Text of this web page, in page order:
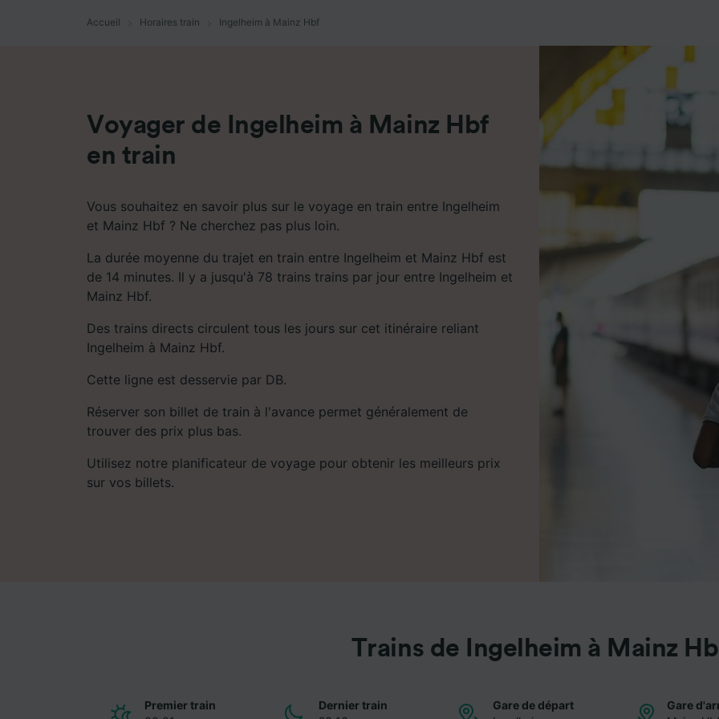
Accueil Horaires train Ingelheim à Mainz Hbf
Voyager de Ingelheim à Mainz Hbf
en train
Vous souhaitez en savoir plus sur le voyage en train entre Ingelheim
et Mainz Hbf ? Ne cherchez pas plus loin.
La durée moyenne du trajet en train entre Ingelheim et Mainz Hbf est
de 14 minutes. Il y a jusqu'à 78 trains trains par jour entre Ingelheim et
Mainz Hbf.
Des trains directs circulent tous les jours sur cet itinéraire reliant
Ingelheim à Mainz Hbf.
Cette ligne est desservie par DB.
Réserver son billet de train à l'avance permet généralement de
trouver des prix plus bas.
Utilisez notre planificateur de voyage pour obtenir les meilleurs prix
sur vos billets.
Trains de Ingelheim à Mainz
Premier train
Dernier train
Gare de départ
Gare
développement de services.
Liste de nos partenaires (fournisseurs)